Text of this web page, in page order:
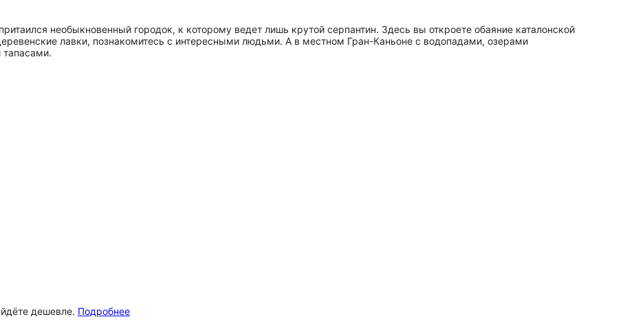
необыкновенный городок, к которому ведет лишь крутой серпантин. Здесь вы откроете обаяние каталонской
лавки, познакомитесь с интересными людьми. А в местном Гран-Каньоне с водопадами, озерами
дешевле. Подробнее